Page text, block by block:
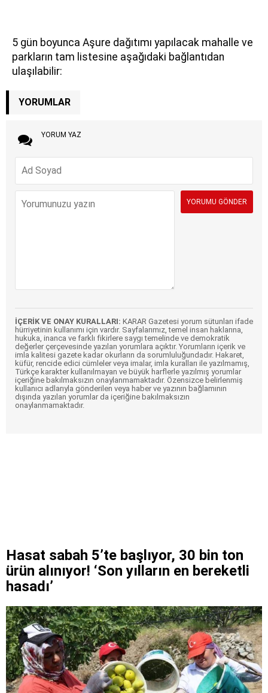
5 gün boyunca Aşure dağıtımı yapılacak mahalle ve
parkların tam listesine aşağıdaki bağlantıdan
ulaşılabilir:
YORUMLAR
YORUM YAZ
İÇERİK VE ONAY KURALLARI: KARAR Gazetesi yorum sütunları ifade
hürriyetinin kullanımı için vardır. Sayfalarımız, temel insan haklarına,
hukuka, inanca ve farklı fikirlere saygı temelinde ve demokratik
değerler çerçevesinde yazılan yorumlara açıktır. Yorumların içerik ve
imla kalitesi gazete kadar okurların da sorumluluğundadır. Hakaret,
küfür, rencide edici cümleler veya imalar, imla kuralları ile yazılmamış,
Türkçe karakter kullanılmayan ve büyük harflerle yazılmış yorumlar
içeriğine bakılmaksızın onaylanmamaktadır. Özensizce belirlenmiş
kullanıcı adlarıyla gönderilen veya haber ve yazının bağlamının
dışında yazılan yorumlar da içeriğine bakılmaksızın
onaylanmamaktadır.
Hasat sabah 5’te başlıyor, 30 bin ton
ürün alınıyor! ‘Son yılların en bereketli
hasadı’